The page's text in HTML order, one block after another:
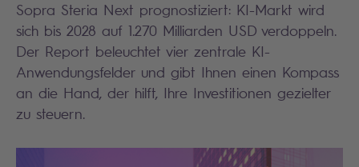
Sopra Steria Next prognostiziert: KI-Markt wird
sich bis 2028 auf 1.270 Milliarden USD verdoppeln.
Der Report beleuchtet vier zentrale KI-
Anwendungsfelder und gibt Ihnen einen Kompass
an die Hand, der hilft, Ihre Investitionen gezielter
zu steuern.